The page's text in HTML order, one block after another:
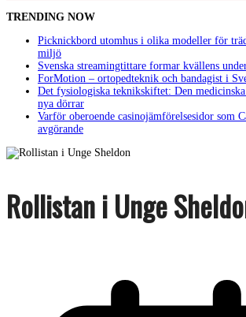
TRENDING NOW
Picknickbord utomhus i olika modeller för
miljö
Svenska streamingtittare formar kvällens
ForMotion – ortopedteknik och bandagist i
Det fysiologiska teknikskiftet: Den
nya dörrar
Varför oberoende casinojämförelsesidor som
avgörande
Rollistan i Unge